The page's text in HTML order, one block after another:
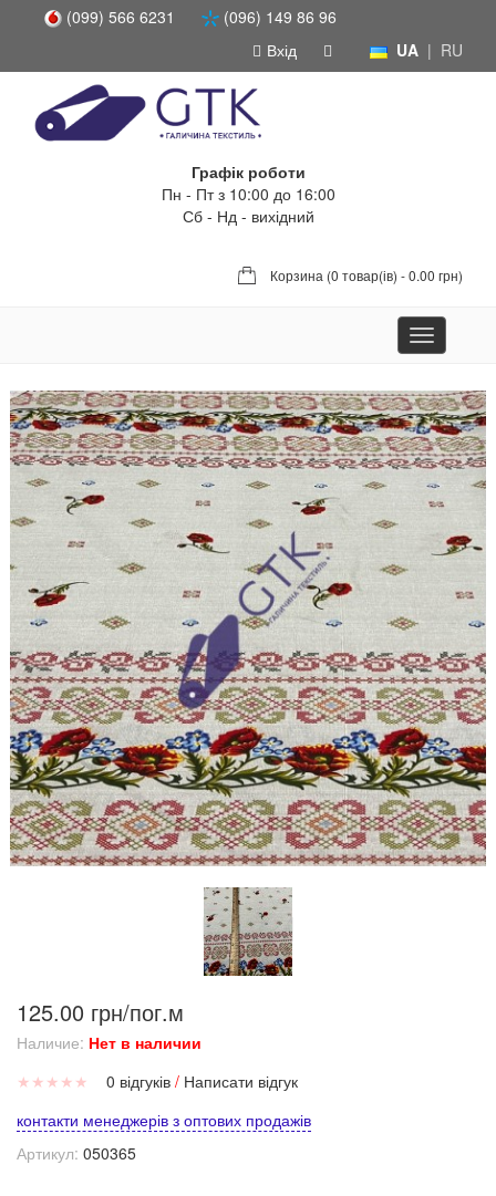
(099) 566 6231
(096) 149 86 96
UA | RU
Вхід
Графік роботи
Пн - Пт з 10:00 до 16:00
Сб - Нд - вихідний
Корзина (0 товар(ів) - 0.00 грн)
Toggle
navigation
125.00 грн/пог.м
Наличие: Нет в наличии
★ ★ ★ ★ ★ 0 відгуків / Написати відгук
контакти менеджерів з оптових продажів
Артикул: 050365